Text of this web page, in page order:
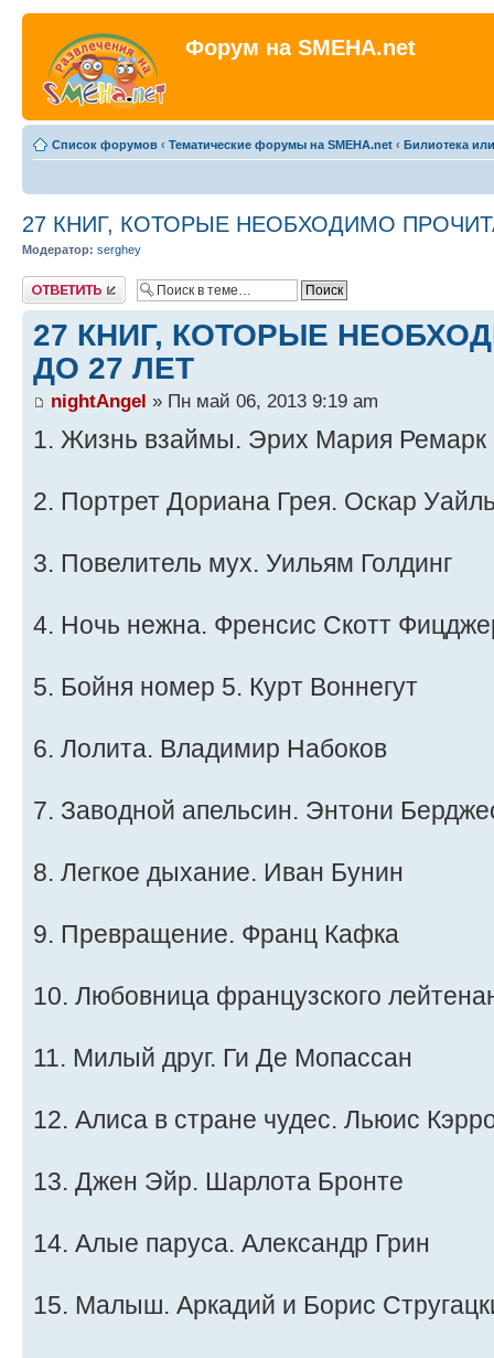
Форум на SMEHA.net
Список форумов ‹ Тематические форумы на SMEHA.net ‹ Билиотека
27 КНИГ, КОТОРЫЕ НЕОБХОДИМО
Модератор: serghey
Ответить
27 КНИГ, КОТОРЫЕ
ДО 27 ЛЕТ
nightAngel » Пн май 06, 2013 9:19 am
1. Жизнь взаймы. Эрих Мария Ремарк
2. Портрет Дориана Грея. Оскар
3. Повелитель мух. Уильям Голдинг
4. Ночь нежна. Френсис Скотт
5. Бойня номер 5. Курт Воннегут
6. Лолита. Владимир Набоков
7. Заводной апельсин. Энтони
8. Легкое дыхание. Иван Бунин
9. Превращение. Франц Кафка
10. Любовница французского
11. Милый друг. Ги Де Мопассан
12. Алиса в стране чудес. Льюис
13. Джен Эйр. Шарлота Бронте
14. Алые паруса. Александр Грин
15. Малыш. Аркадий и Борис